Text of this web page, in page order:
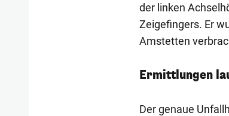
der linken
Zeigefingers. Er
Amstetten
Ermittlungen
Der genaue